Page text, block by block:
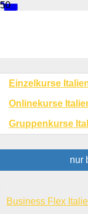
Einzelkurse
Onlinekurse
Gruppenkurse
nur
können
Business Flex